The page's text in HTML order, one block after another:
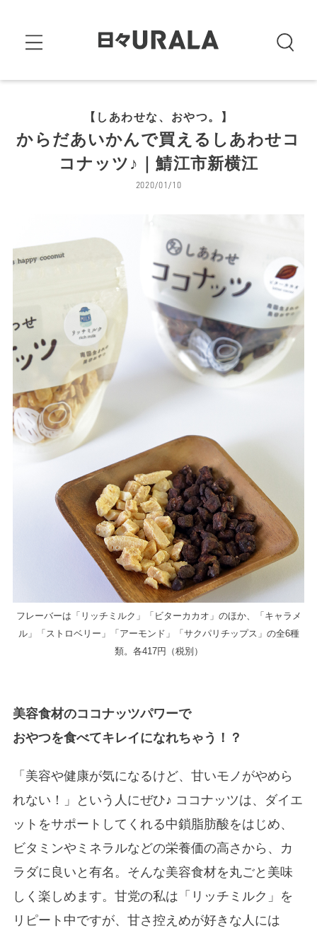
【しあわせな、おやつ。】
からだあいかんで買えるしあわせコ
コナッツ♪｜鯖江市新横江
2020/01/10
フレーバーは「リッチミルク」「ビターカカオ」のほか、「キャラメ
ル」「ストロベリー」「アーモンド」「サクパリチップス」の全6種
類。各417円（税別）
美容食材のココナッツパワーで
おやつを食べてキレイになれちゃう！？
「美容や健康が気になるけど、甘いモノがやめら
れない！」という人にぜひ♪ ココナッツは、ダイエ
ットをサポートしてくれる中鎖脂肪酸をはじめ、
ビタミンやミネラルなどの栄養価の高さから、カ
ラダに良いと有名。そんな美容食材を丸ごと美味
しく楽しめます。甘党の私は「リッチミルク」を
リピート中ですが、甘さ控えめが好きな人には